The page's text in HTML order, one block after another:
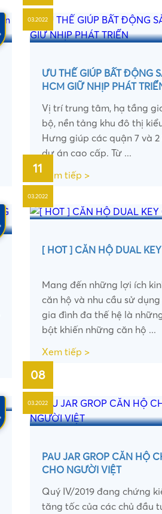
•
03.2022
ƯU THẾ GIÚP BẤT ĐỘNG
HCM GIỮ NHỊP PHÁT
Vị trí trung tâm, hạ tầng
bộ, nền tảng khu đô thị
Hưng giúp các quận 7 và
dự án cao cấp. Từ ...
Xem tiếp >
11
03.2022
[ HOT ] CĂN HỘ DUAL
Mang đến những lợi ích
căn hộ và nhu cầu sử
gia đình đa thế hệ là
bật khiến những căn hộ ...
Xem tiếp >
08
03.2022
PAU JAR GROP CĂN HỘ
CHO NGƯỜI VIỆT
Quý IV/2019 đang chứng
tăng tốc của các chủ đầu